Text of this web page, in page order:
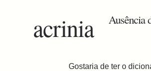
acrinia Ausência
Gostaria de ter o